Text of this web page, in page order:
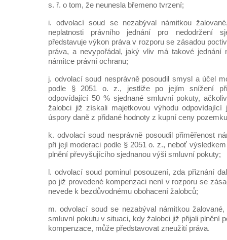
s. ř. o tom, že neunesla břemeno tvrzení;
i. odvolací soud se nezabýval námitkou
neplatnosti právního jednání pro nedodržení
představuje výkon práva v rozporu se zásadou
práva, a nevypořádal, jaký vliv má takové jednání
námitce právní ochranu;
j. odvolací soud nesprávně posoudil smysl a účel
podle § 2051 o. z., jestliže po jejím snížení
odpovídající 50 % sjednané smluvní pokuty,
žalobci již získali majetkovou výhodu
úspory daně z přidané hodnoty z kupní ceny
k. odvolací soud nesprávně posoudil přiměřenost
při její moderaci podle § 2051 o. z., neboť
plnění převyšujícího sjednanou výši smluvní pokuty;
l. odvolací soud pominul posouzení, zda přiznání
po již provedené kompenzaci není v rozporu se
nevede k bezdůvodnému obohacení žalobců;
m. odvolací soud se nezabýval námitkou
smluvní pokutu v situaci, kdy žalobci již přijali plnění
kompenzace, může představovat zneužití práva.